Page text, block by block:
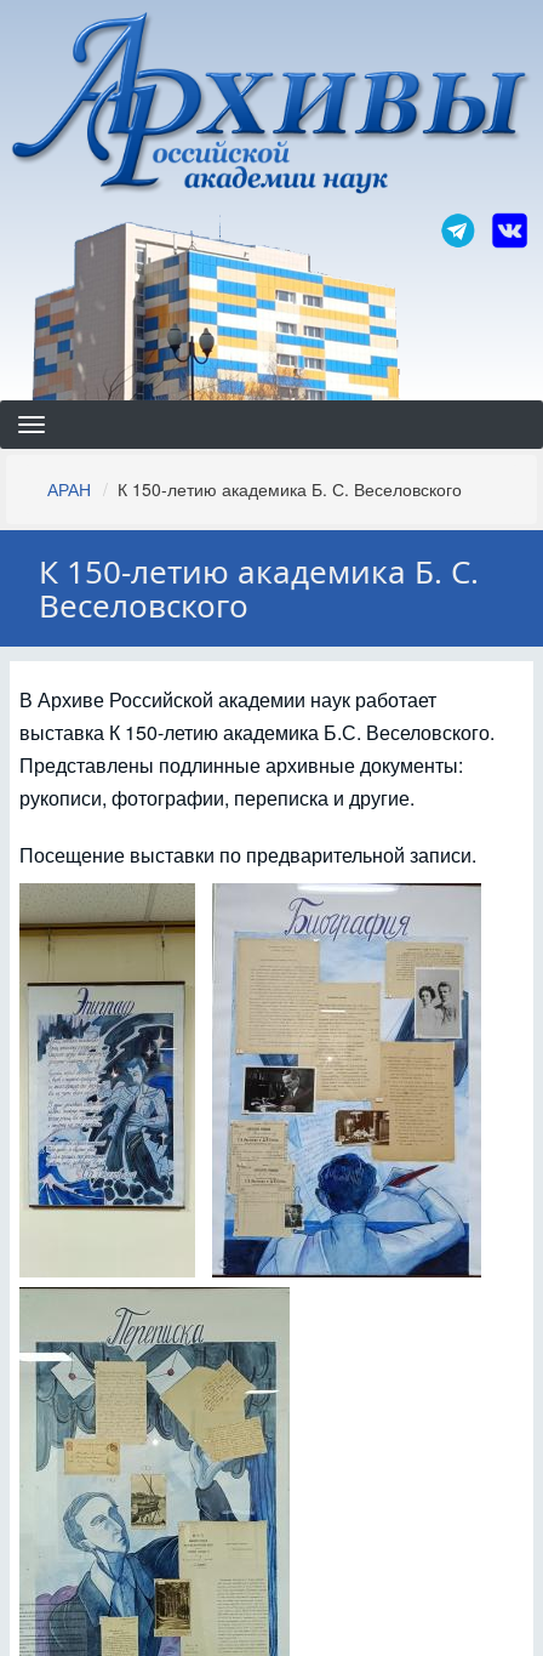
основному
содержанию
Строка
навигации
АРАН К 150-летию академика Б. С. Веселовского
К 150-летию академика Б. С.
Веселовского
В Архиве Российской академии наук работает
выставка К 150-летию академика Б.С. Веселовского.
Представлены подлинные архивные документы:
рукописи, фотографии, переписка и другие.
Посещение выставки по предварительной записи.